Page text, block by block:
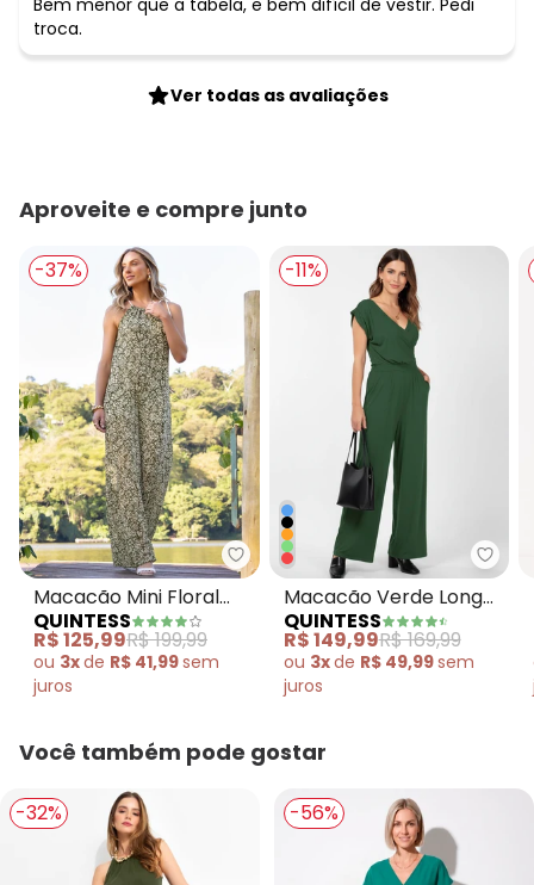
Bem menor que a tabela, e bem difícil de vestir. Pedi
troca.
Ver todas as avaliações
Aproveite e compre junto
-37%
Quintess - Macacão Mini Floral
Macacão Mini Floral
em Malha Plissada
QUINTESS
R$ 125,99R$ 199,99
ou 3xde R$ 41,99sem
juros
-11%
Macacão Verde Longo
com Bolsos e Faixa
QUINTESS
R$ 149,99R$ 169,99
ou 3xde R$ 49,99sem
juros
Você também pode gostar
-32% -56%